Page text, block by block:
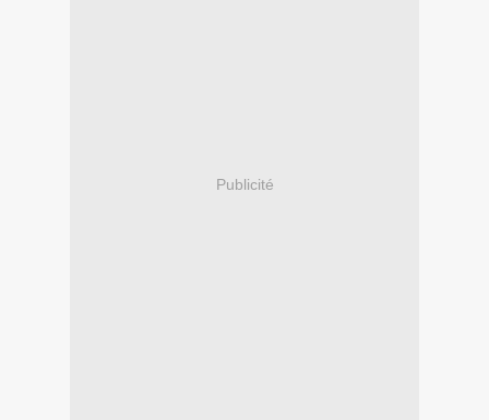
Publicité